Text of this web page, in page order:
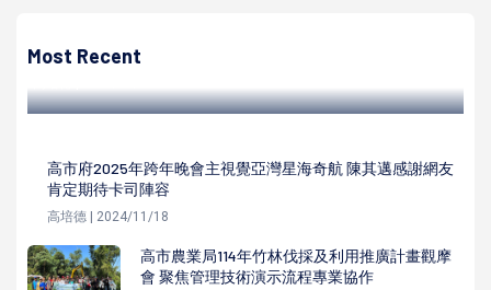
Most Recent
教具邀體驗
高市府2025年跨年晚會主視覺亞灣星海奇航 陳其邁感謝網友
肯定期待卡司陣容
高培德 | 2024/11/18
高市農業局114年竹林伐採及利用推廣計畫觀摩
會 聚焦管理技術演示流程專業協作